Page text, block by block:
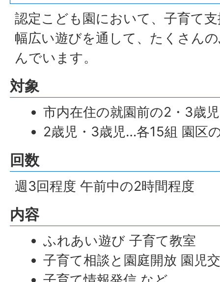
認定こども園において、子育て
幅広い遊びを通して、たくさん
んでいます。
対象
市内在住の就園前の2・3歳
2歳児・3歳児…各15組 園区
回数
週3回程度 午前中の2時間程度
内容
ふれあい遊び 子育て教室
子育て相談と園庭開放 園児